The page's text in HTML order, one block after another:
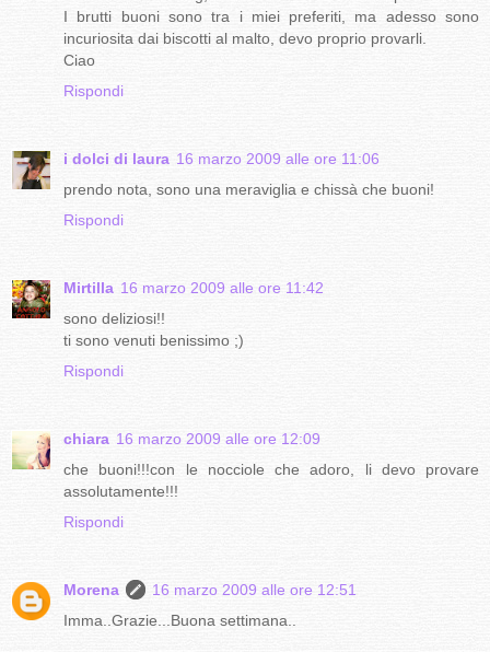
I brutti buoni sono tra i miei preferiti, ma adesso sono
incuriosita dai biscotti al malto, devo proprio provarli.
Ciao
Rispondi
i dolci di laura 16 marzo 2009 alle ore 11:06
prendo nota, sono una meraviglia e chissà che buoni!
Rispondi
Mirtilla 16 marzo 2009 alle ore 11:42
sono deliziosi!!
ti sono venuti benissimo ;)
Rispondi
chiara 16 marzo 2009 alle ore 12:09
che buoni!!!con le nocciole che adoro, li devo provare
assolutamente!!!
Rispondi
Morena
16 marzo 2009 alle ore 12:51
Imma..Grazie...Buona settimana..